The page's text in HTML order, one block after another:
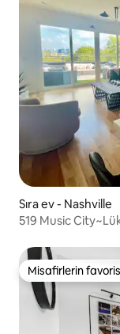
Sıra ev - Nashville
519 Music
Misafirlerin
Misafirlerin